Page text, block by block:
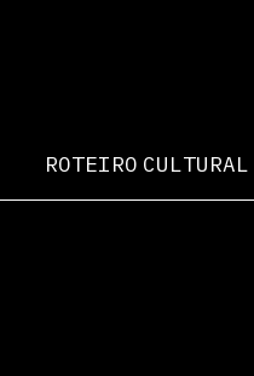
ROTEIRO CULTURAL